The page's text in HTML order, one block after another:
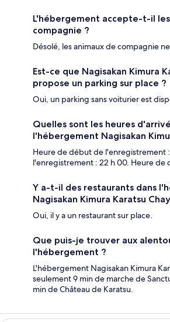
L'hébergement accepte-t-il
compagnie ?
Désolé, les animaux de compagnie
Est-ce que Nagisakan Kimura
propose un parking sur place ?
Oui, un parking sans voiturier est
Quelles sont les heures
l'hébergement Nagisakan
Heure de début de l'enregistrement
l'enregistrement : 22 h 00. Heure de
Y a-t-il des restaurants dans
Nagisakan Kimura Karatsu
Oui, il y a un restaurant sur place.
Que puis-je trouver aux
l'hébergement ?
L'hébergement Nagisakan Kimura
seulement 9 min de marche de
min de Château de Karatsu.